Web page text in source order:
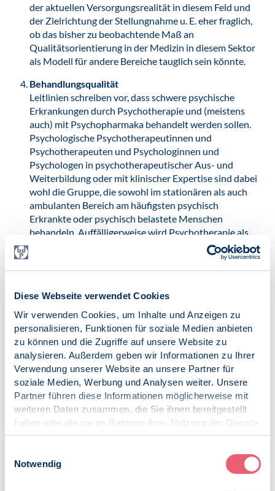
Diese Webseite verwendet Cookies
Wir verwenden Cookies, um Inhalte und Anzeigen zu
personalisieren, Funktionen für soziale Medien anbieten
zu können und die Zugriffe auf unsere Website zu
analysieren. Außerdem geben wir Informationen zu Ihrer
Verwendung unserer Website an unsere Partner für
soziale Medien, Werbung und Analysen weiter. Unsere
Partner führen diese Informationen möglicherweise mit
weiteren Daten zusammen, die Sie ihnen bereitgestellt
haben oder die sie im Rahmen Ihrer Nutzung der Dienste
gesammelt haben.
Notwendig
der aktuellen Versorgungsrealität in diesem Feld und
der Zielrichtung der Stellungnahme u. E. eher fraglich,
ob das bisher zu beobachtende Maß an
Qualitätsorientierung in der Medizin in diesem Sektor
als Modell für andere Bereiche tauglich sein könnte.
Behandlungsqualität
Leitlinien schreiben vor, dass schwere psychische
Erkrankungen durch Psychotherapie und (meistens
auch) mit Psychopharmaka behandelt werden sollen.
Psychologische Psychotherapeutinnen und
Psychotherapeuten und Psychologinnen und
Psychologen in psychotherapeutischer Aus- und
Weiterbildung oder mit klinischer Expertise sind dabei
wohl die Gruppe, die sowohl im stationären als auch
ambulanten Bereich am häufigsten psychisch
Erkrankte oder psychisch belastete Menschen
behandeln. Auffälligerweise wird Psychotherapie als
leitlinienorientierte Heilbehandlung im ganzen Text
der Stellung-nahme nicht erwähnt. Dementsprechend
undifferenziert sind die Empfehlungen zur
seit Jahren an ausreichenden und spezifischen
psychotherapeutischen Behandlungskapazitäten, v. a.
im psychiatrischen Bereich. In der vorliegenden
Stellungnahme wird leider nur auf das Problem der
Polypharmazie eingegangen. Diese ist vermutlich
oftmals ein Ausdruck von Hilflosigkeit im Umgang mit
schwerst psychisch Erkrankten.
Der alleinige Fokus auf Medikation ist weder
leitliniengerecht noch sinnvoll. Die ausreichende und
individualisierte psychotherapeutische Behandlung
sowie weitergehende Sektorenübergreifende
Strukturen der Teilhabe oder Kinder- und Jugendhilfe)
fehlen in dem Entwurf und in der Realität noch immer.